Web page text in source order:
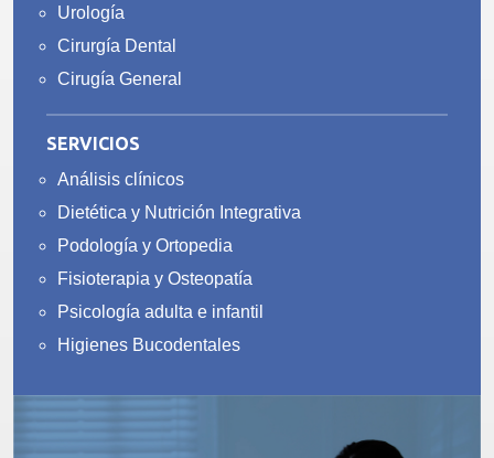
Urología
Cirurgía Dental
Cirugía General
SERVICIOS
Análisis clínicos
Dietética y Nutrición Integrativa
Podología y Ortopedia
Fisioterapia y Osteopatía
Psicología adulta e infantil
Higienes Bucodentales